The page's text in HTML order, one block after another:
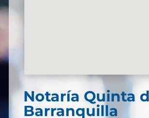
Notaría Quinta
Barranquilla